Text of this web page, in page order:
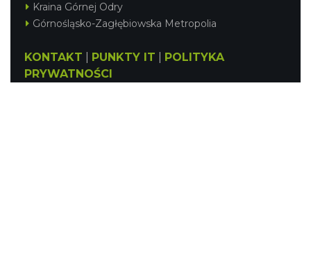
Kraina Górnej Odry
Górnośląsko-Zagłębiowska Metropolia
KONTAKT PUNKTY IT
POLITYKA
PRYWATNOŚCI